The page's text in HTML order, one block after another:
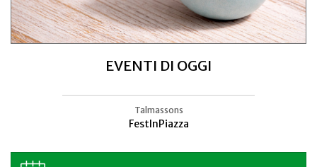
EVENTI DI OGGI
Talmassons
FestInPiazza
Osservatorio Astronomico, Talmassons
Tra galassie e gocce di vita